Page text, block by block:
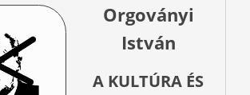
Orgoványi
István
A KULTÚRA ÉS